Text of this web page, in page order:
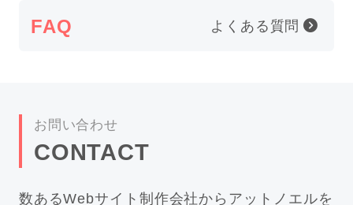
FAQ よくある質問
お問い合わせ
CONTACT
数あるWebサイト制作会社からアットノエルを